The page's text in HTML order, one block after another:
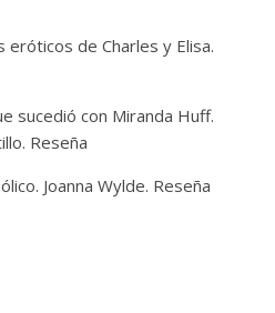
eróticos de Charles y Elisa.
sucedió con Miranda Huff.
Reseña
Joanna Wylde. Reseña